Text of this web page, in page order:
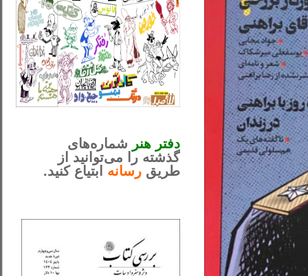
دفتر هنر شماره‌های
گذشته را می‌توانید از
طریق رسانه ابتیاع کنید.